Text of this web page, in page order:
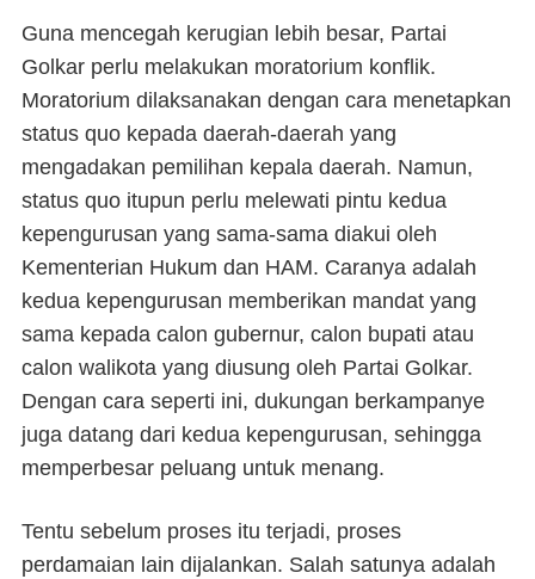
Guna mencegah kerugian lebih besar, Partai
Golkar perlu melakukan moratorium konflik.
Moratorium dilaksanakan dengan cara menetapkan
status quo kepada daerah-daerah yang
mengadakan pemilihan kepala daerah. Namun,
status quo itupun perlu melewati pintu kedua
kepengurusan yang sama-sama diakui oleh
Kementerian Hukum dan HAM. Caranya adalah
kedua kepengurusan memberikan mandat yang
sama kepada calon gubernur, calon bupati atau
calon walikota yang diusung oleh Partai Golkar.
Dengan cara seperti ini, dukungan berkampanye
juga datang dari kedua kepengurusan, sehingga
memperbesar peluang untuk menang.
Tentu sebelum proses itu terjadi, proses
perdamaian lain dijalankan. Salah satunya adalah